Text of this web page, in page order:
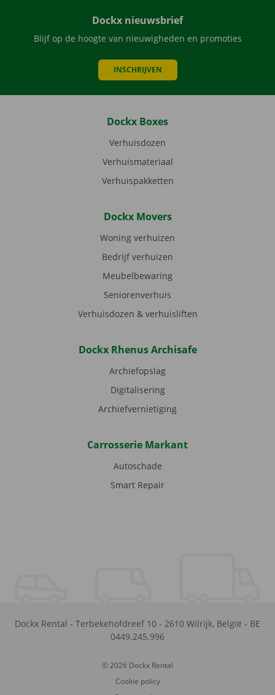
Dockx nieuwsbrief
Blijf op de hoogte van nieuwigheden en promoties
INSCHRIJVEN
Dockx Boxes
Verhuisdozen
Verhuismateriaal
Verhuispakketten
Dockx Movers
Woning verhuizen
Bedrijf verhuizen
Meubelbewaring
Seniorenverhuis
Verhuisdozen & verhuisliften
Dockx Rhenus Archisafe
Archiefopslag
Digitalisering
Archiefvernietiging
Carrosserie Markant
Autoschade
Smart Repair
Dockx Rental - Terbekehofdreef 10 - 2610 Wilrijk, België - BE
0449.245.996
© 2026 Dockx Rental
Cookie policy